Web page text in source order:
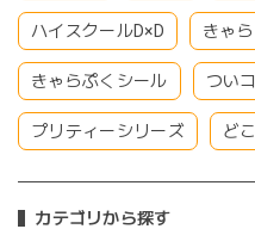
ハイスクールD×D きゃ
きゃらぷくシール つい
プリティーシリーズ ど
カテゴリから探す